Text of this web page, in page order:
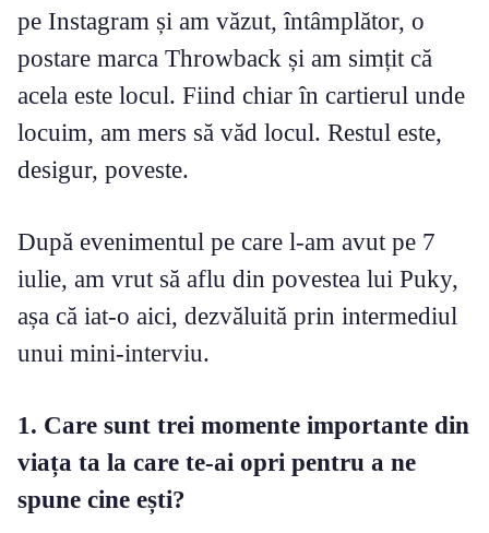
pe Instagram și am văzut, întâmplător, o
postare marca Throwback și am simțit că
acela este locul. Fiind chiar în cartierul unde
locuim, am mers să văd locul. Restul este,
desigur, poveste.
După evenimentul pe care l-am avut pe 7
iulie, am vrut să aflu din povestea lui Puky,
așa că iat-o aici, dezvăluită prin intermediul
unui mini-interviu.
1. Care sunt trei momente importante din
viața ta la care te-ai opri pentru a ne
spune cine ești?​